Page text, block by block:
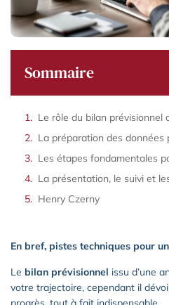
Sommaire
Henry Czerny
En bref, pistes techniques pour
Le bilan prévisionnel issu d’une
votre trajectoire, cependant il